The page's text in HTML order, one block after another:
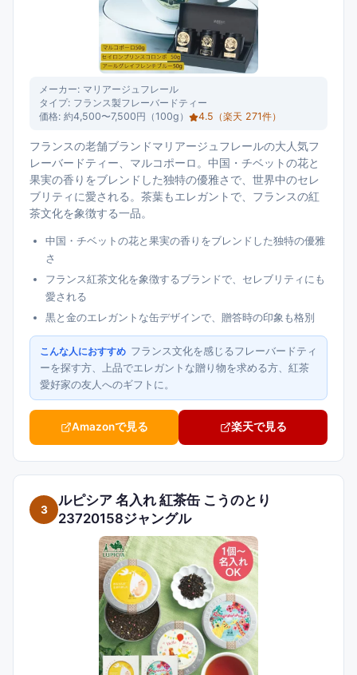
メーカー: マリアージュフレール
タイプ: フランス製フレーバードティー
価格: 約4,500〜7,500円（100g） 4.5 （楽天 271件）
フランスの老舗ブランドマリアージュフレールの大人気フ
レーバードティー、マルコポーロ。中国・チベットの花と
果実の香りをブレンドした独特の優雅さで、世界中のセレ
ブリティに愛される。茶葉もエレガントで、フランスの紅
茶文化を象徴する一品。
中国・チベットの花と果実の香りをブレンドした独特の優雅
さ
フランス紅茶文化を象徴するブランドで、セレブリティにも
愛される
黒と金のエレガントな缶デザインで、贈答時の印象も格別
こんな人におすすめ フランス文化を感じるフレーバードティ
ーを探す方、上品でエレガントな贈り物を求める方、紅茶
愛好家の友人へのギフトに。
Amazonで見る 楽天で見る
3
ルピシア 名入れ 紅茶缶 こうのとり
23720158ジャングル